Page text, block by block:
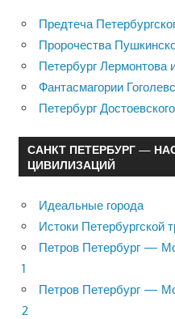
Предтеча
Пророчества
Петербург Лермонтова
Фантасмагории
Петербург Достоевского
САНКТ ПЕТЕРБУРГ —
ЦИВИЛИЗАЦИЙ
Идеальные города
Истоки Петербургской
Петров Петербург —
1
Петров Петербург —
2